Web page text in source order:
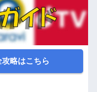
略はこちら